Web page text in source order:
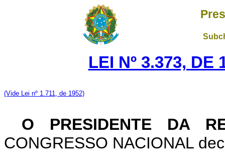
LEI Nº 3.373, DE
(Vide Lei nº 1.711, de 1952)
O PRESIDENTE DA
CONGRESSO NACIONAL